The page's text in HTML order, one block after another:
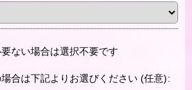
要ない場合は選択不要です
場合は下記よりお選びください (任意):